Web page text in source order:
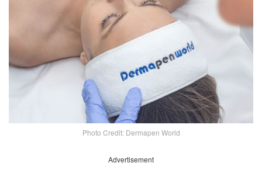
Photo Credit: Dermapen World
Advertisement